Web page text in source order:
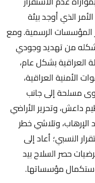
الذي أوجد بيئة
المؤسسات الرسمية. ومع
»داعش« عام 2014 وما شكله من تهديد وجودي
العراقية بشكل عام،
الأمنية العراقية،
مسلحة إلى جانب
داعش، وتحرير الأراضي
الإرهاب، وتلاشي خطر
النسبي؛ أعاد إلى
حصر السلاح بيد
مؤسساتها.